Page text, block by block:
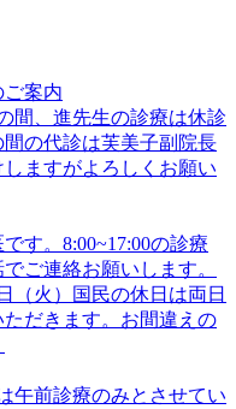
案内
間、進先生の診療は休診
の代診は芙美子副院長
ますがよろしくお願い
す。8:00~17:00の診療
ご連絡お願いします。
（火）国民の休日は両日
だきます。お間違えの
午前診療のみとさせてい